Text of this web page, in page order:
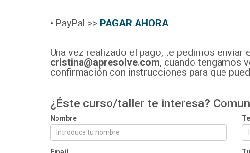
• PayPal >> PAGAR AHORA
Una vez realizado el pago, te pedimos enviar
cristina@apresolve.com, cuando tengamos
confirmación con instrucciones para que
¿Éste curso/taller te interesa?
Nombre